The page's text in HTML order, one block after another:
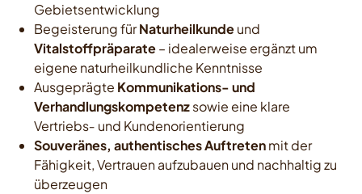
Gebietsentwicklung
Begeisterung fürNaturheilkundeund
Vitalstoffpräparate– idealerweise ergänzt um
eigene naturheilkundliche Kenntnisse
Ausgeprägte Kommunikations- und
Verhandlungskompetenzsowie eine klare
Vertriebs‑ und Kundenorientierung
Souveränes, authentisches Auftretenmit der
Fähigkeit, Vertrauen aufzubauen und nachhaltig zu
überzeugen